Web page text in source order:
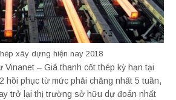
xây dựng hiện nay 2018
Vinanet – Giá thanh cốt thép kỳ hạn tại
hồi phục từ mức phải chăng nhất 5 tuần,
trở lại thị trường sở hữu dự đoán nhất